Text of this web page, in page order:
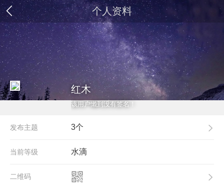
个人资料
红木
该用户懒到没有签名！
3个
发布主题
水滴
当前等级
二维码